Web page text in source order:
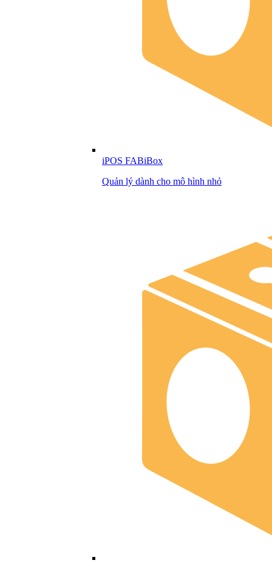
iPOS FABiBox
Quản lý dành cho mô hình nhỏ